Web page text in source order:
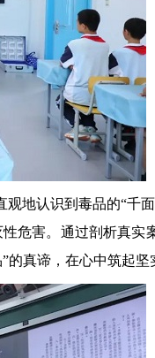
地认识到毒品的“千
危害。通过剖析真实
真谛，在心中筑起坚